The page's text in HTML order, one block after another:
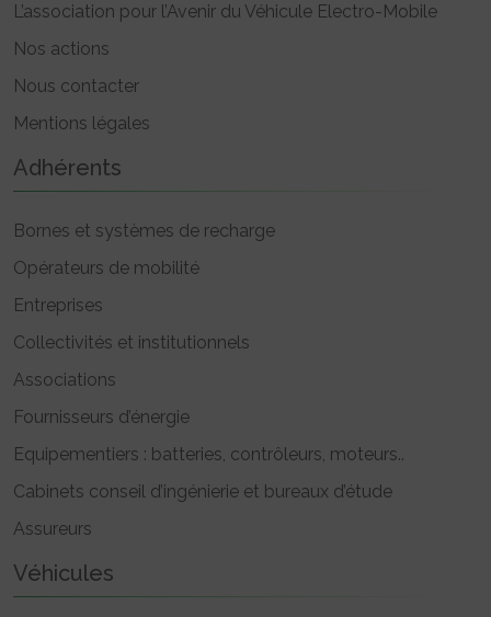
L’association pour l’Avenir du Véhicule Electro-Mobile
Nos actions
Nous contacter
Mentions légales
Adhérents
Bornes et systèmes de recharge
Opérateurs de mobilité
Entreprises
Collectivités et institutionnels
Associations
Fournisseurs d’énergie
Equipementiers : batteries, contrôleurs, moteurs..
Cabinets conseil d’ingénierie et bureaux d’étude
Assureurs
Véhicules